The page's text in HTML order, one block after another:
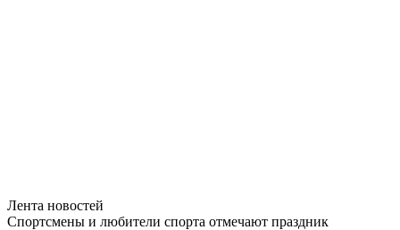
Лента новостей
Спортсмены и любители спорта отмечают праздник